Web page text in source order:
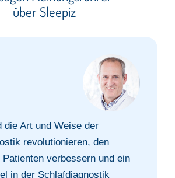
über Sleepiz
die Art und Weise der
revolutionieren, den
Patienten verbessern und ein
in der Schlafdiagnostik